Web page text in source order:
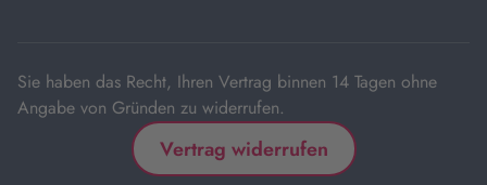
Sie haben das Recht, Ihren Vertrag binnen 14 Tagen ohne
Angabe von Gründen zu widerrufen.
Vertrag widerrufen